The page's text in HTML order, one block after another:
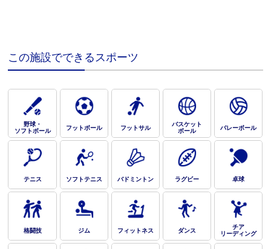
この施設でできるスポーツ
野球・
ソフトボール
フットボール フットサル
バスケット
ボール
バレーボール
テニス ソフトテニス バドミントン ラグビー 卓球
格闘技 ジム フィットネス ダンス
チア
リーディング